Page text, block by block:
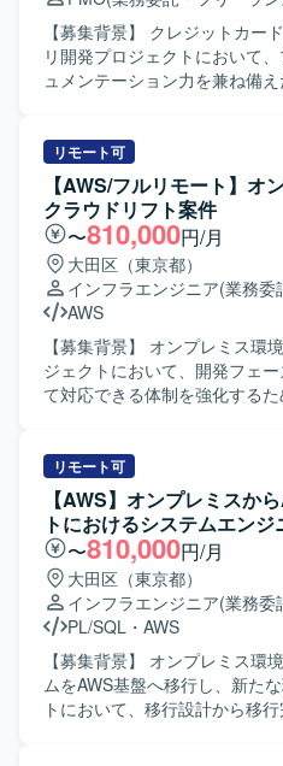
【募集背景】 クレジットカー
リ開発プロジェクトにおいて
ュメンテーション力を兼ね備
ジェクト推進を行って頂きま
調整、関係者からの情報収集
要件の資料化、課題管理、開
担当して頂きます。 また、
QA質疑や仕様検討に関する各
ンテーション業務も担って頂きます。 【求める
体的に情報を取りに行き、関
ョンを図りながらタスクを推進
す。 複数の施策が並走する状
ら業務を進められる方、ドキ
組める方にマッチしたポジションです。 【
できます。 業務・事業側とシ
ら、要件整理や仕様調整のス
境です。 【開発環境】 WEBおよびスマホアプリを対象とし
たシステム開発プロジェクトと
する環境での開発・管理体制と
リモート可
【AWS/フルリモート】オ
クラウドリフト案件
〜810,000円/月
大田区（東京都）
インフラエンジニア(業務委
AWS
【募集背景】 オンプレミス環
ジェクトにおいて、開発フェ
て対応できる体制を強化するための
きます。具体的には、移行に
ト、実装、設計修正などの対
ドキュメントの作成を担当し
ラムの改修から新環境構築、移
ズに参画していただきます。 【求める人物像】 プロジェク
ト全体を自分の担当範囲とし
しながら業務を遂行できる方
バーと協力しながら責任感を持
方、初級者にもわかりやすい
共有やナレッジ蓄積に貢献し
す。また、既存システム情報
リモート可
【AWS】オンプレミスか
トにおけるシステムエンジ
〜810,000円/月
大田区（東京都）
インフラエンジニア(業務委
PL/SQL ・ AWS
【募集背景】 オンプレミス環
ムをAWS基盤へ移行し、新た
トにおいて、移行設計から移